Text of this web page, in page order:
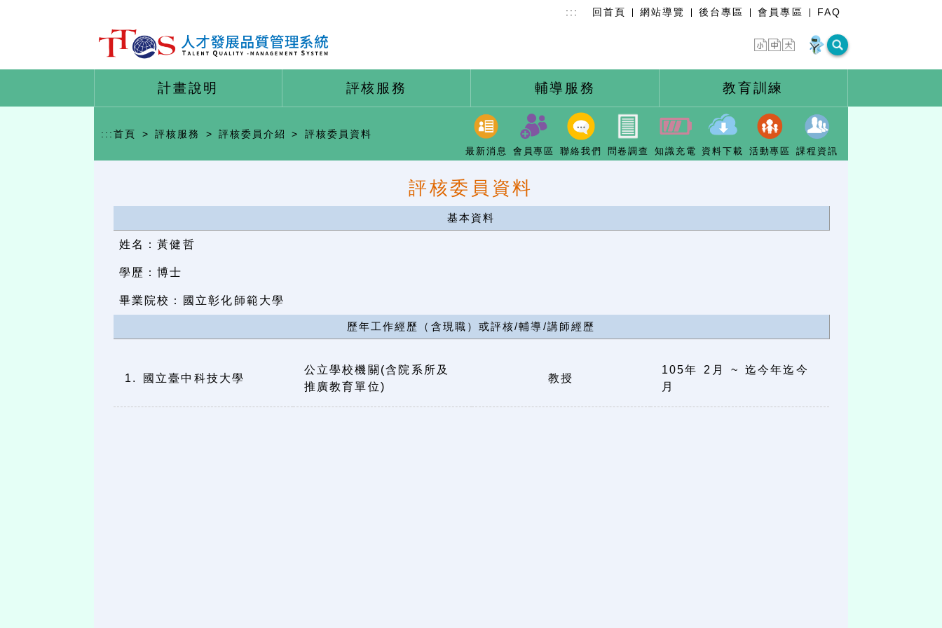
::: 回首頁 網站導覽 後台專區 會員專區 FAQ
計畫說明 評核服務 輔導服務 教育訓練
:::首頁 >評核服務 > 評核委員介紹 > 評核委員資料
最新消息 會員專區 聯絡我們 問卷調查 知識充電 資料下載 活動專區 課程資訊
評核委員資料
基本資料
姓名：黃健哲
學歷：博士
畢業院校：國立彰化師範大學
歷年工作經歷（含現職）或評核/輔導/講師經歷
1. 國立臺中科技大學
公立學校機關(含院系所及
推廣教育單位)
教授
105年 2月 ~ 迄今年迄今
月